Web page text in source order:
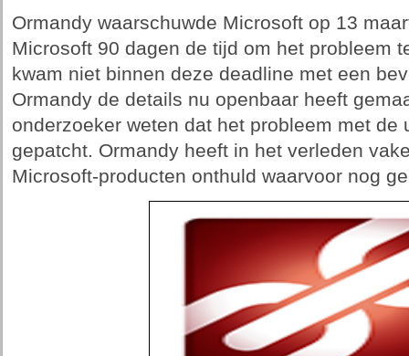
Ormandy waarschuwde Microsoft op 13
Microsoft 90 dagen de tijd om het probleem
kwam niet binnen deze deadline met een
Ormandy de details nu openbaar heeft
onderzoeker weten dat het probleem met de
gepatcht. Ormandy heeft in het verleden
Microsoft-producten onthuld waarvoor nog